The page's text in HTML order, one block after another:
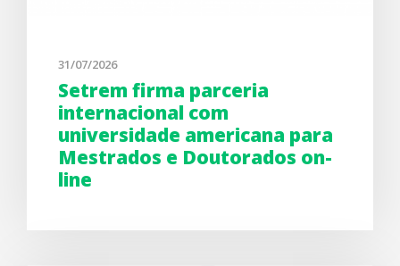
31/07/2026
Setrem firma parceria
internacional com
universidade americana para
Mestrados e Doutorados on-
line